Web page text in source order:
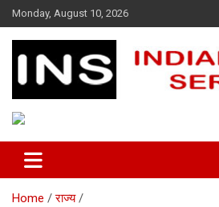
Skip
to
content
Monday, August 10, 2026
Indian News Service
Home
राज्य